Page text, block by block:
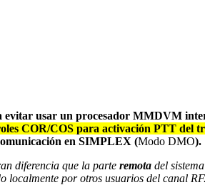
usar un procesador MMDVM
COR/COS para activación PTT del
en SIMPLEX (Modo DMO).
diferencia que la parte remota del
localmente por otros usuarios del canal RF.